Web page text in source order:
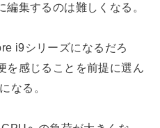
集するのは難しくなる。
i9シリーズになるだろ
を感じることを前提に選ん
なる。